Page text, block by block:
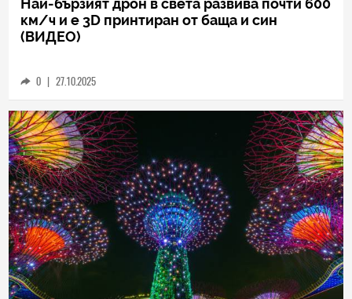
Най-бързият дрон в света развива почти 600
км/ч и е 3D принтиран от баща и син
(ВИДЕО)
0 | 27.10.2025